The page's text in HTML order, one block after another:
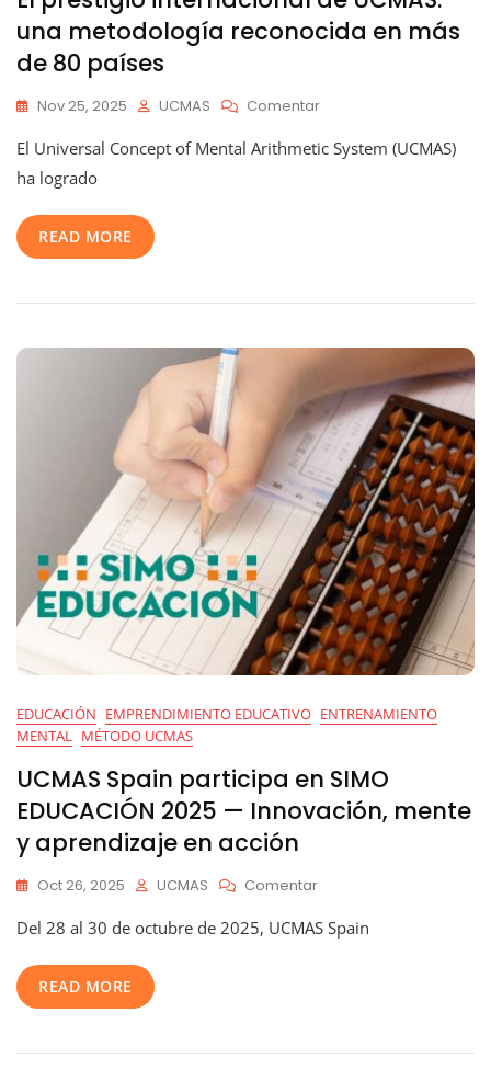
una metodología reconocida en más
de 80 países
Nov 25, 2025 UCMAS ComentarEn
Prestigio
En
De
Países
El Universal Concept of Mental Arithmetic System (UCMAS)
ha logrado
READ MORE
EDUCACIÓN EMPRENDIMIENTO EDUCATIVO ENTRENAMIENTO
MENTAL MÉTODO UCMAS
UCMAS Spain participa en SIMO
EDUCACIÓN 2025 — Innovación, mente
y aprendizaje en acción
Oct 26, 2025 UCMAS ComentarEn
Spain
—
Del 28 al 30 de octubre de 2025, UCMAS Spain
READ MORE